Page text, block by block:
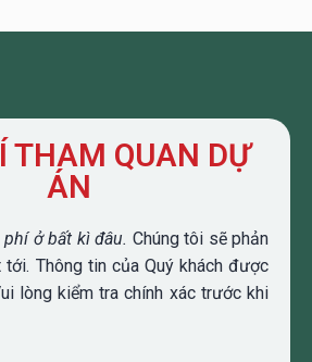
THAM QUAN DỰ
ÁN
ở bất kì đâu. Chúng tôi sẽ phản
Thông tin của Quý khách được
lòng kiểm tra chính xác trước khi